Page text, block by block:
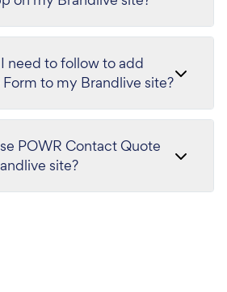
need to follow to add
to my Brandlive site?
POWR Contact Quote
site?